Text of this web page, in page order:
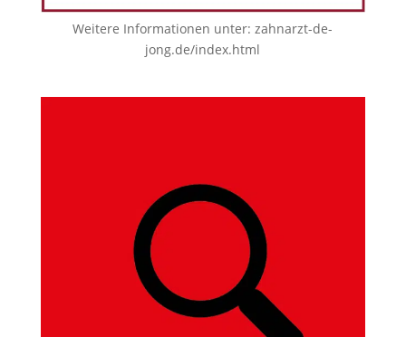
Weitere Informationen unter:zahnarzt-de-
jong.de/index.html